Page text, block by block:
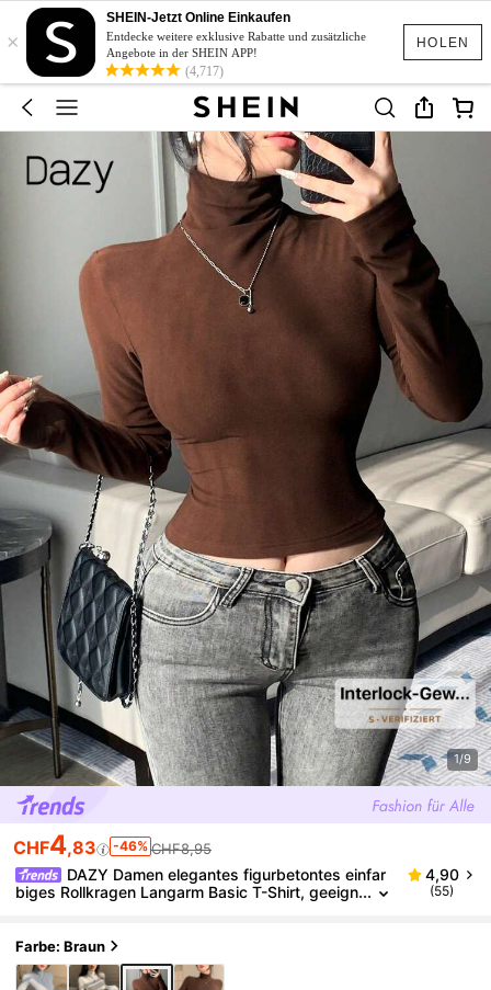
HOLEN
×
SHEIN-Jetzt Online Einkaufen
Entdecke weitere exklusive Rabatte und zusätzliche
Angebote in der SHEIN APP!
(4,717)
1/9
CHF4,83 -46% CHF8,95
DAZY Damen elegantes figurbetontes einfar
biges Rollkragen Langarm Basic T-Shirt, geeign
4,90
(55)
Farbe: Braun